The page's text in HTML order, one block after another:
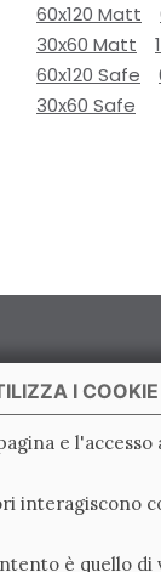
60x120 Matt
30x60 Matt
60x120 Safe
30x60 Safe
I COOKIE
e
è quello